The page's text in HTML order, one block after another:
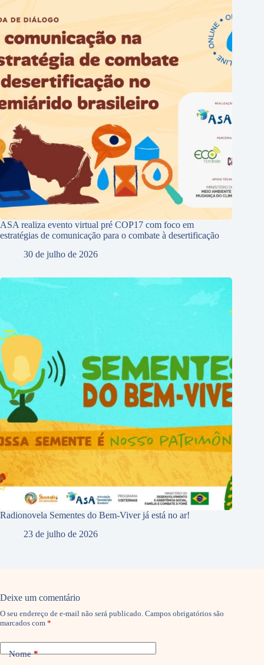
ASA realiza evento virtual pré COP17 com foco em
estratégias de comunicação para o combate à desertificação
30 de julho de 2026
Radionovela Sementes do Bem-Viver já está no ar!
23 de julho de 2026
Deixe um comentário
O seu endereço de e-mail não será publicado. Campos obrigatórios são
marcados com *
Nome*